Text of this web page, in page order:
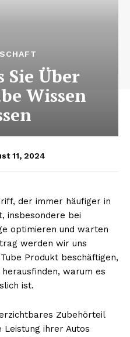
Sie Über
Wissen
11, 2024
der immer häufiger in
insbesondere bei
optimieren und warten
werden wir uns
Produkt beschäftigen,
warum es
ist.
Zubehörteil
Leistung ihrer Autos